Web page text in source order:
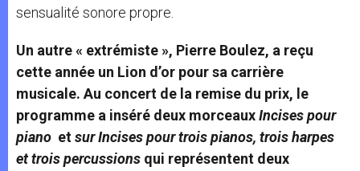
sensualité sonore propre.
Un autre « extrémiste », Pierre Boulez, a reçu
cette année un Lion d’or pour sa carrière
musicale. Au concert de la remise du prix, le
programme a inséré deux morceauxIncises pour
piano etsur Incises pour trois pianos, trois harpes
et trois percussions qui représentent deux